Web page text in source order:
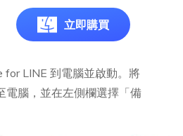
立即購買
for LINE 到電腦並啟動。將
電腦，並在左側欄選擇「備